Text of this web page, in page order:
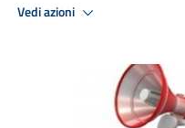
Vedi azioni